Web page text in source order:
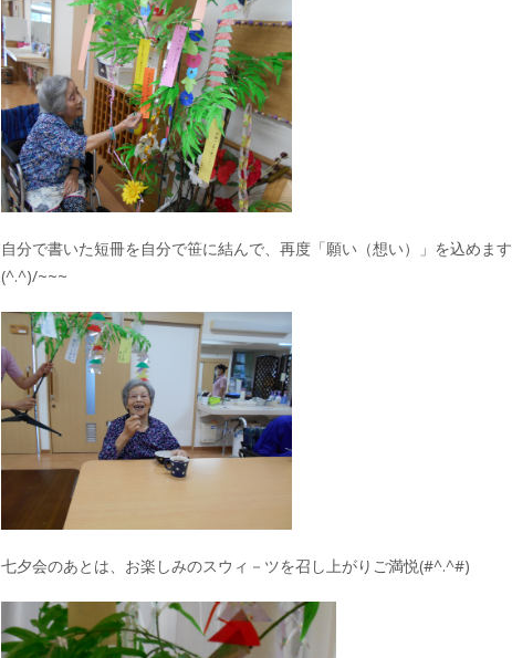
自分で書いた短冊を自分で笹に結んで、再度「願い（想い）」を込めます
(^.^)/~~~
七夕会のあとは、お楽しみのスウィ－ツを召し上がりご満悦(#^.^#)